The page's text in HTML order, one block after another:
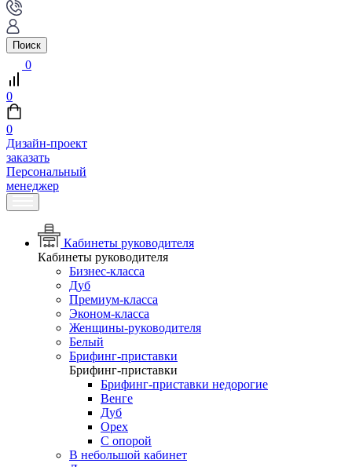
Поиск
0
0
0
Дизайн-проект
заказать
Персональный
менеджер
Кабинеты руководителя
Кабинеты руководителя
Бизнес-класса
Дуб
Премиум-класса
Эконом-класса
Женщины-руководителя
Белый
Брифинг-приставки
Брифинг-приставки
Брифинг-приставки недорогие
Венге
Дуб
Орех
С опорой
В небольшой кабинет